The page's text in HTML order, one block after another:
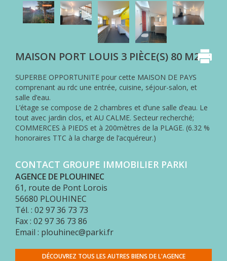
SÉLECTION
PARKI
ESPACE
ACQUÉREUR
CONTACT
MAISON PORT LOUIS 3 PIÈCE(S) 80 M2
SUPERBE OPPORTUNITE pour cette MAISON DE PAYS
comprenant au rdc une entrée, cuisine, séjour-salon, et
salle d’eau.
L’étage se compose de 2 chambres et d’une salle d’eau. Le
tout avec jardin clos, et AU CALME. Secteur recherché;
COMMERCES à PIEDS et à 200mètres de la PLAGE. (6.32 %
honoraires TTC à la charge de l’acquéreur.)
CONTACT GROUPE IMMOBILIER PARKI
AGENCE DE PLOUHINEC
61, route de Pont Lorois
56680 PLOUHINEC
Tél. : 02 97 36 73 73
Fax : 02 97 36 73 86
Email : plouhinec@parki.fr
DÉCOUVREZ TOUS LES AUTRES BIENS DE L'AGENCE